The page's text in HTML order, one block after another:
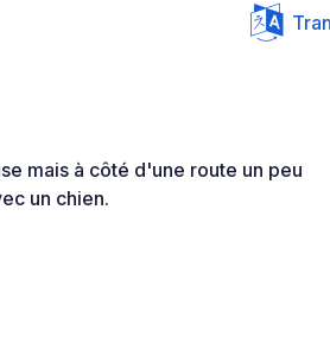
mais à côté d'une route un peu
un chien.